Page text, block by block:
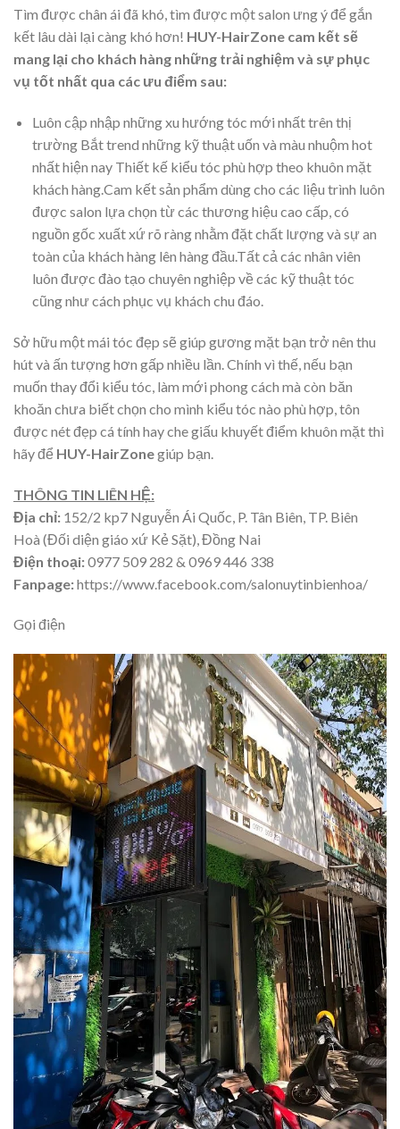
Tìm được chân ái đã khó, tìm được một salon ưng ý để gắn
kết lâu dài lại càng khó hơn! HUY-HairZone cam kết sẽ
mang lại cho khách hàng những trải nghiệm và sự phục
vụ tốt nhất qua các ưu điểm sau:
Luôn cập nhập những xu hướng tóc mới nhất trên thị
trường Bắt trend những kỹ thuật uốn và màu nhuộm hot
nhất hiện nay Thiết kế kiểu tóc phù hợp theo khuôn mặt
khách hàng.Cam kết sản phẩm dùng cho các liệu trình luôn
được salon lựa chọn từ các thương hiệu cao cấp, có
nguồn gốc xuất xứ rõ ràng nhằm đặt chất lượng và sự an
toàn của khách hàng lên hàng đầu.Tất cả các nhân viên
luôn được đào tạo chuyên nghiệp về các kỹ thuật tóc
cũng như cách phục vụ khách chu đáo.
Sở hữu một mái tóc đẹp sẽ giúp gương mặt bạn trở nên thu
hút và ấn tượng hơn gấp nhiều lần. Chính vì thế, nếu bạn
muốn thay đổi kiểu tóc, làm mới phong cách mà còn băn
khoăn chưa biết chọn cho mình kiểu tóc nào phù hợp, tôn
được nét đẹp cá tính hay che giấu khuyết điểm khuôn mặt thì
hãy để HUY-HairZonegiúp bạn.
THÔNG TIN LIÊN HỆ:
Địa chỉ: 152/2 kp7 Nguyễn Ái Quốc, P. Tân Biên, TP. Biên
Hoà (Đối diện giáo xứ Kẻ Sặt), Đồng Nai
Điện thoại:0977 509 282 & 0969 446 338
Fanpage:https://www.facebook.com/salonuytinbienhoa/
Gọi điện